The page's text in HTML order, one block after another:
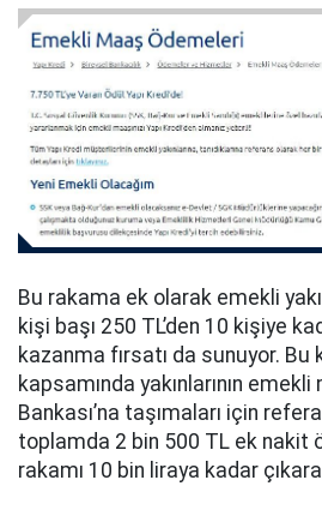
Bu rakama ek olarak emekli
kişi başı 250 TL’den 10 kişiye
kazanma fırsatı da sunuyor. Bu
kapsamında yakınlarının emekli
Bankası’na taşımaları için
toplamda 2 bin 500 TL ek nakit
rakamı 10 bin liraya kadar